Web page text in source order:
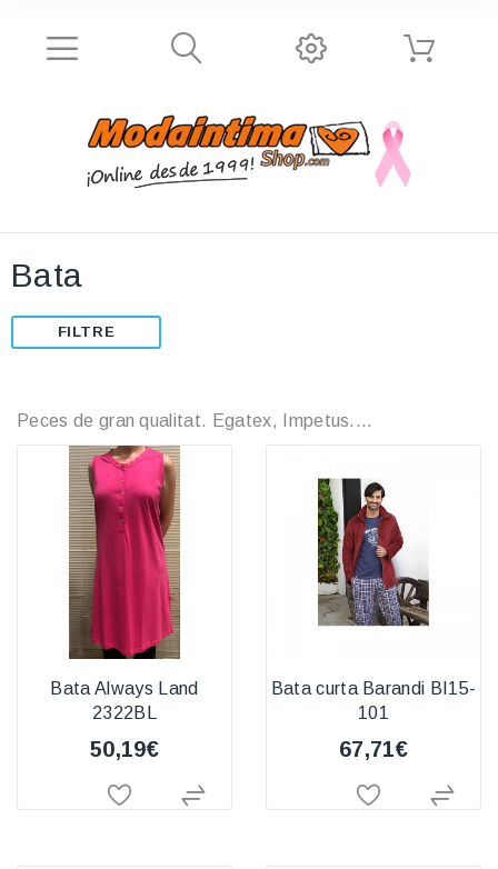
Bata
Peces de gran qualitat. Egatex, Impetus....
Bata Always Land
2322BL
50,19€
Bata curta Barandi BI15-
101
67,71€
FILTRE